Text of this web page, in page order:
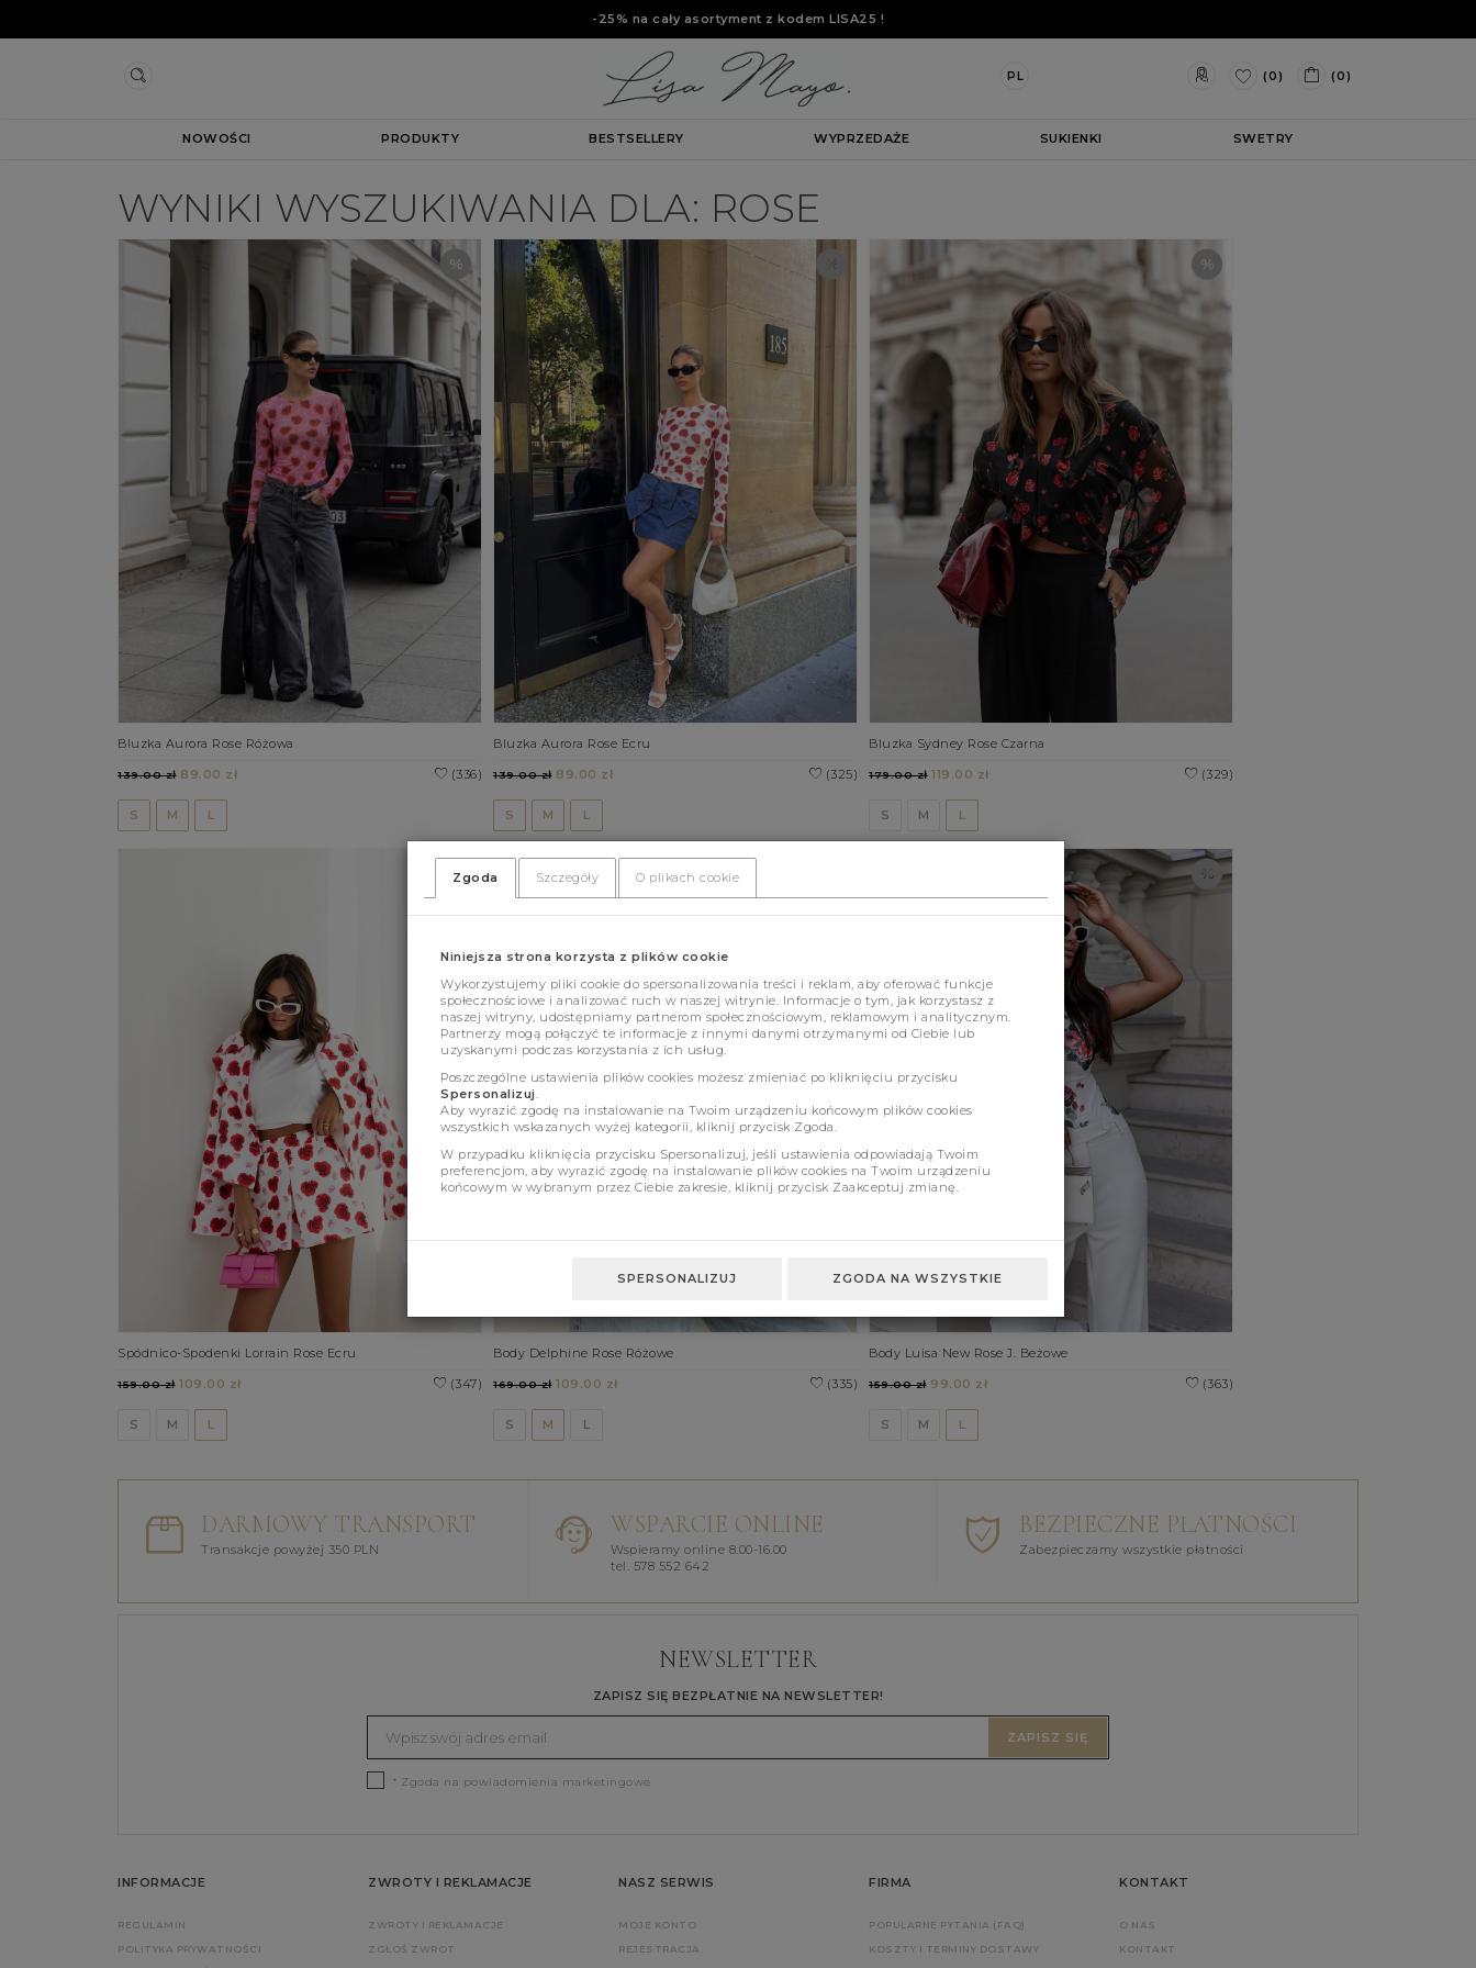
-25% na cały asortyment z kodem LISA25 !
PL (0) (0)
NOWOŚCI PRODUKTY BESTSELLERY WYPRZEDAŻE SUKIENKI SWETRY
WYNIKI WYSZUKIWANIA DLA: ROSE
Bluzka Aurora Rose Różowa
(336)
139.00 zł89.00 zł
S M L
Bluzka Aurora Rose Ecru
(325)
139.00 zł89.00 zł
S M L
Bluzka Sydney Rose Czarna
(329)
179.00 zł119.00 zł
S M L
Spódnico-Spodenki Lorrain Rose Ecru
(347)
159.00 zł109.00 zł
S M L
Body Delphine Rose Różowe
(335)
169.00 zł109.00 zł
S M L
Body Luisa New Rose J. Beżowe
(363)
159.00 zł99.00 zł
S M L
DARMOWY TRANSPORT
Transakcje powyżej 350 PLN
WSPARCIE ONLINE
Wspieramy online 8.00-16.00
tel. 578 552 642
BEZPIECZNE PŁATNOŚCI
Zabezpieczamy wszystkie płatności
NEWSLETTER
ZAPISZ SIĘ BEZPŁATNIE NA NEWSLETTER!
ZAPISZ SIĘ
* Zgoda na powiadomienia marketingowe
INFORMACJE
REGULAMIN
POLITYKA PRYWATNOŚCI
ZWROTY I REKLAMACJE
ZWROTY I REKLAMACJE
ZGŁOŚ ZWROT
NASZ SERWIS
MOJE KONTO
REJESTRACJA
FIRMA
POPULARNE PYTANIA (FAQ)
KOSZTY I TERMINY DOSTAWY
KONTAKT
O NAS
KONTAKT
Zgoda Szczegóły O plikach cookie
Niniejsza strona korzysta z plików cookie
Wykorzystujemy pliki cookie do spersonalizowania treści i reklam, aby oferować funkcje
społecznościowe i analizować ruch w naszej witrynie. Informacje o tym, jak korzystasz z
naszej witryny, udostępniamy partnerom społecznościowym, reklamowym i analitycznym.
Partnerzy mogą połączyć te informacje z innymi danymi otrzymanymi od Ciebie lub
uzyskanymi podczas korzystania z ich usług.
Poszczególne ustawienia plików cookies możesz zmieniać po kliknięciu przycisku
Spersonalizuj.
Aby wyrazić zgodę na instalowanie na Twoim urządzeniu końcowym plików cookies
wszystkich wskazanych wyżej kategorii, kliknij przycisk Zgoda.
W przypadku kliknięcia przycisku Spersonalizuj, jeśli ustawienia odpowiadają Twoim
preferencjom, aby wyrazić zgodę na instalowanie plików cookies na Twoim urządzeniu
końcowym w wybranym przez Ciebie zakresie, kliknij przycisk Zaakceptuj zmianę.
SPERSONALIZUJ ZGODA NA WSZYSTKIE